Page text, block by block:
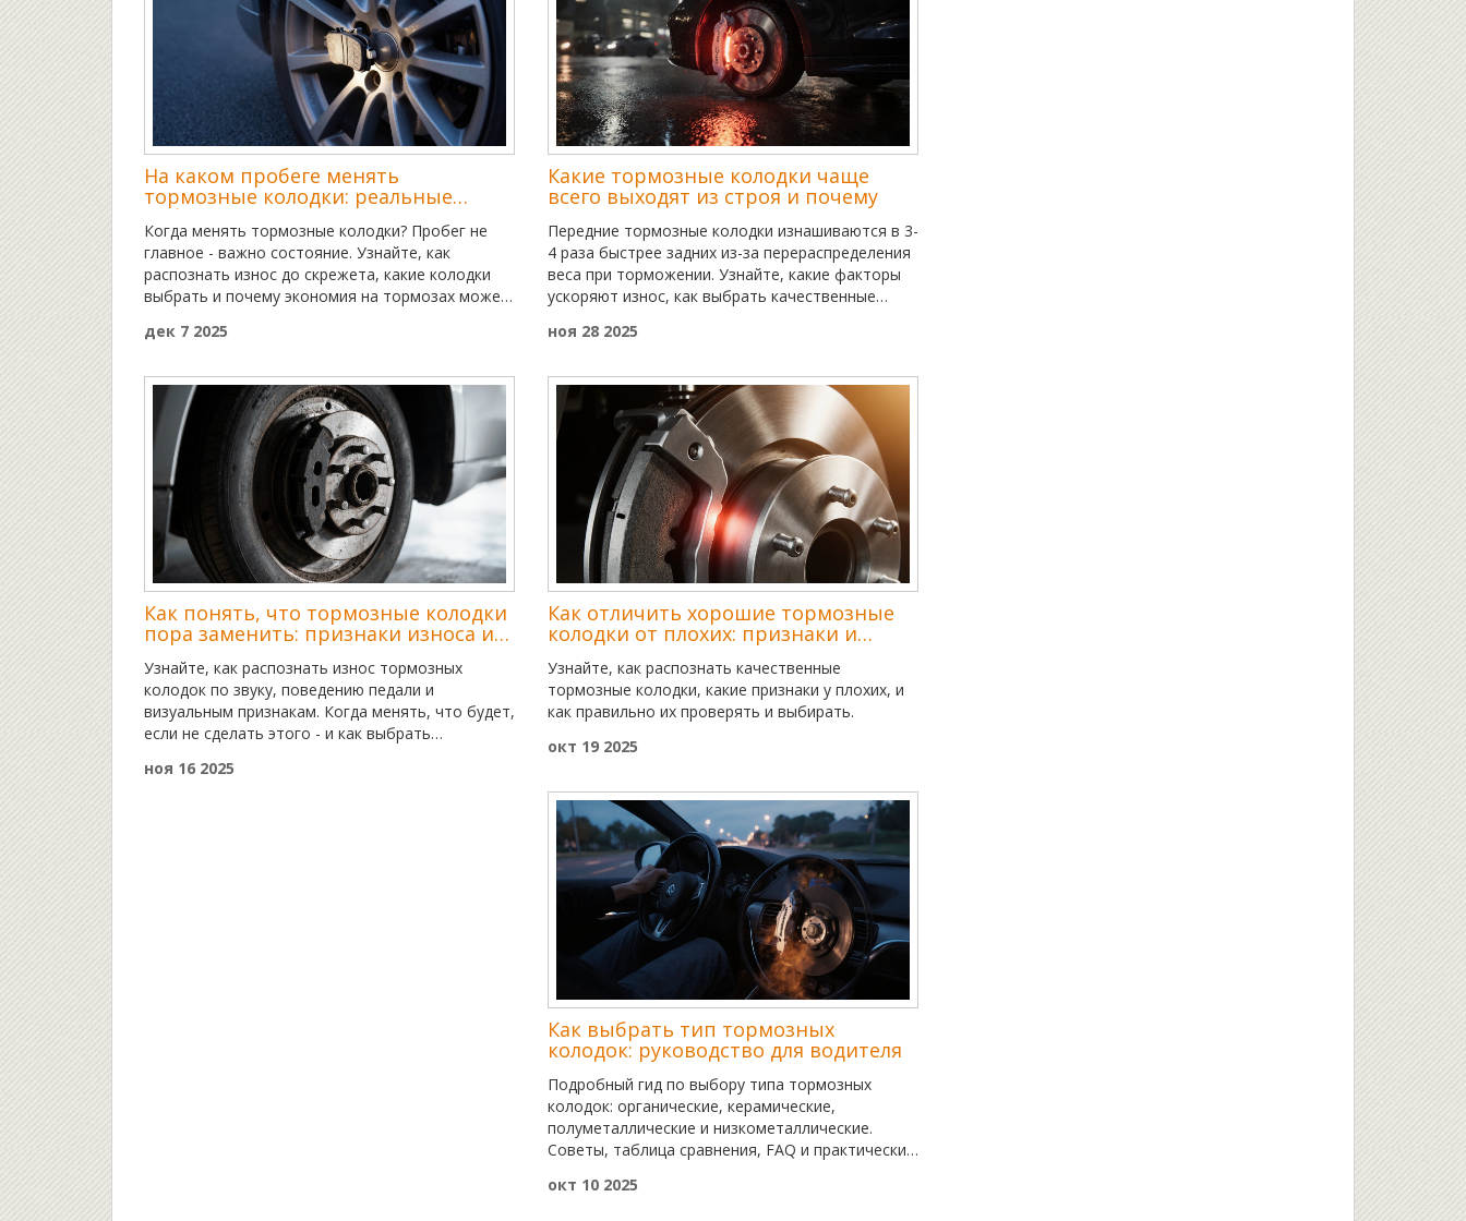
На каком пробеге менять
тормозные колодки: реальные
цифры и признаки износа
Когда менять тормозные колодки? Пробег не
главное - важно состояние. Узнайте, как
распознать износ до скрежета, какие колодки
выбрать и почему экономия на тормозах может
дек 7 2025
Какие тормозные колодки чаще
всего выходят из строя и почему
Передние тормозные колодки изнашиваются в 3-
4 раза быстрее задних из-за перераспределения
веса при торможении. Узнайте, какие факторы
ускоряют износ, как выбрать качественные
безопасностью.
ноя 28 2025
Как понять, что тормозные колодки
пора заменить: признаки износа и
когда действовать
Узнайте, как распознать износ тормозных
колодок по звуку, поведению педали и
визуальным признакам. Когда менять, что будет,
если не сделать этого - и как выбрать
ноя 16 2025
Как отличить хорошие тормозные
колодки от плохих: признаки и
проверка
Узнайте, как распознать качественные
тормозные колодки, какие признаки у плохих, и
как правильно их проверять и выбирать.
окт 19 2025
Как выбрать тип тормозных
колодок: руководство для водителя
Подробный гид по выбору типа тормозных
колодок: органические, керамические,
полуметаллические и низкометаллические.
Советы, таблица сравнения, FAQ и практические
окт 10 2025